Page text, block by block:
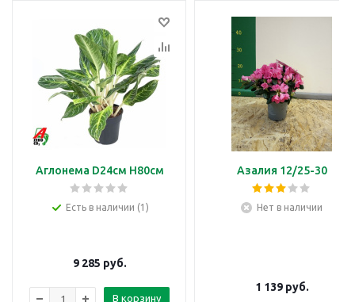
Аглонема D24см H80см
Есть в наличии (1)
9 285 руб.
В корзину
Азалия 12/25-30
Нет в наличии
1 139руб.